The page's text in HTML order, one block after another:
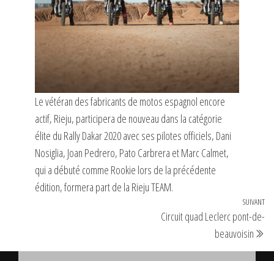
Le vétéran des fabricants de motos espagnol encore
actif, Rieju, participera de nouveau dans la catégorie
élite du Rally Dakar 2020 avec ses pilotes officiels, Dani
Nosiglia, Joan Pedrero, Pato Carbrera et Marc Calmet,
qui a débuté comme Rookie lors de la précédente
édition, formera part de la Rieju TEAM.
l’article
SUIVANT
Circuit quad Leclerc pont-de-
beauvoisin